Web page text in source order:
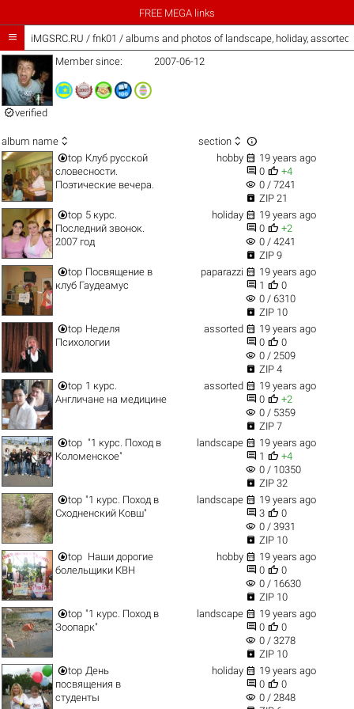
FREE MEGA links
 iMGSRC.RU / fnk01 / albums and photos of landscape, holiday, assorted
verified
Member since: 2007-06-12
album name  section  
top Клуб русской
словесности.
Поэтические вечера.
hobby  19 years ago
 0  +4
visibility 0 / 7241
 ZIP 21
top 5 курс.
Последний звонок.
2007 год
holiday  19 years ago
 0  +2
visibility 0 / 4241
 ZIP 9
top Посвящение в
клуб Гаудеамус
paparazzi  19 years ago
 1  0
visibility 0 / 6310
 ZIP 10
top Неделя
Психологии
assorted  19 years ago
 0  0
visibility 0 / 2509
 ZIP 4
top 1 курс.
Англичане на медицине
assorted  19 years ago
 0  +2
visibility 0 / 5359
 ZIP 7
top "1 курс. Поход в
Коломенское"
landscape  19 years ago
 1  +4
visibility 0 / 10350
 ZIP 32
top "1 курс. Поход в
Сходненский Ковш"
landscape  19 years ago
 3  0
visibility 0 / 3931
 ZIP 10
top Наши дорогие
болельщики КВН
hobby  19 years ago
 0  0
visibility 0 / 16630
 ZIP 10
top "1 курс. Поход в
Зоопарк"
landscape  19 years ago
 0  0
visibility 0 / 3278
 ZIP 10
top День
посвящения в
студенты
holiday  19 years ago
 0  0
visibility 0 / 2848